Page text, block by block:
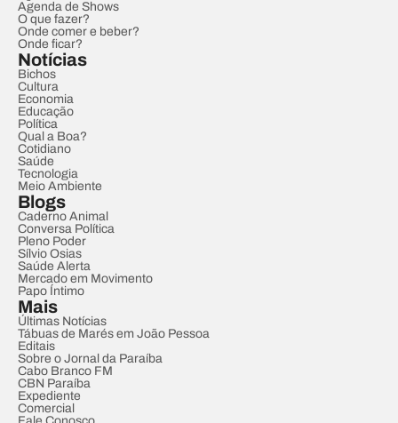
Agenda de Shows
O que fazer?
Onde comer e beber?
Onde ficar?
Notícias
Bichos
Cultura
Economia
Educação
Política
Qual a Boa?
Cotidiano
Saúde
Tecnologia
Meio Ambiente
Blogs
Caderno Animal
Conversa Política
Pleno Poder
Sílvio Osias
Saúde Alerta
Mercado em Movimento
Papo Íntimo
Mais
Últimas Notícias
Tábuas de Marés em João Pessoa
Editais
Sobre o Jornal da Paraíba
Cabo Branco FM
CBN Paraíba
Expediente
Comercial